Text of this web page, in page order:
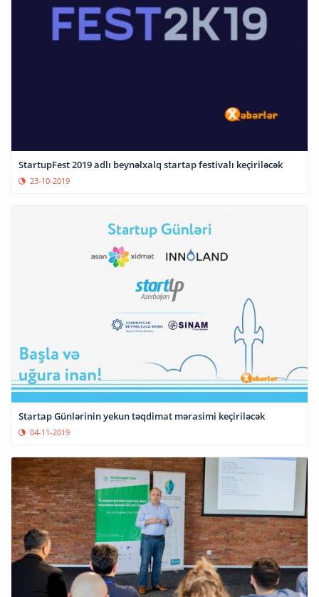
StartupFest 2019 adlı beynəlxalq startap festivalı keçiriləcək
23-10-2019
Startap Günlərinin yekun təqdimat mərasimi keçiriləcək
04-11-2019